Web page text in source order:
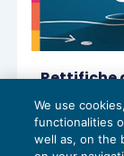
Rettifiche
ordinaria
IMPOSTE SUL
diAndrea
We use
functionalities
well as, on the